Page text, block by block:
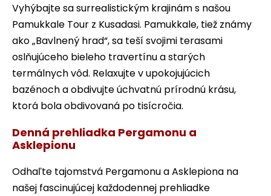
Vyhýbajte sa surrealistickým krajinám s našou
Pamukkale Tour z Kusadasi. Pamukkale, tiež známy
ako „Bavlnený hrad“, sa teší svojimi terasami
oslňujúceho bieleho travertínu a starých
termálnych vôd. Relaxujte v upokojujúcich
bazénoch a obdivujte úchvatnú prírodnú krásu,
ktorá bola obdivovaná po tisícročia.
Denná prehliadka Pergamonu a
Asklepionu
Odhaľte tajomstvá Pergamonu a Asklepiona na
našej fascinujúcej každodennej prehliadke